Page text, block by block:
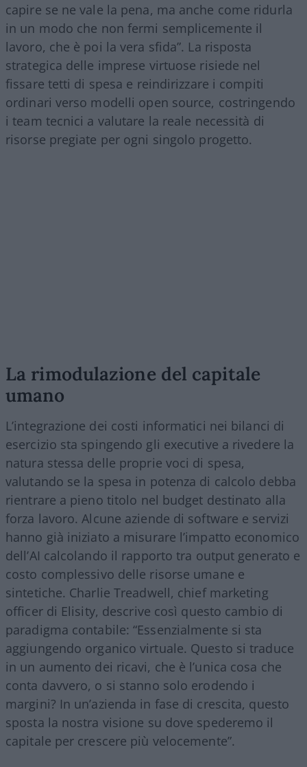
capire se ne vale la pena, ma anche come ridurla
in un modo che non fermi semplicemente il
lavoro, che è poi la vera sfida”. La risposta
strategica delle imprese virtuose risiede nel
fissare tetti di spesa e reindirizzare i compiti
ordinari verso modelli open source, costringendo
i team tecnici a valutare la reale necessità di
risorse pregiate per ogni singolo progetto.
La rimodulazione del capitale
umano
L’integrazione dei costi informatici nei bilanci di
esercizio sta spingendo gli executive a rivedere la
natura stessa delle proprie voci di spesa,
valutando se la spesa in potenza di calcolo debba
rientrare a pieno titolo nel budget destinato alla
forza lavoro. Alcune aziende di software e servizi
hanno già iniziato a misurare l’impatto economico
dell’AI calcolando il rapporto tra output generato e
costo complessivo delle risorse umane e
sintetiche. Charlie Treadwell, chief marketing
officer di Elisity, descrive così questo cambio di
paradigma contabile: “Essenzialmente si sta
aggiungendo organico virtuale. Questo si traduce
in un aumento dei ricavi, che è l’unica cosa che
conta davvero, o si stanno solo erodendo i
margini? In un’azienda in fase di crescita, questo
sposta la nostra visione su dove spederemo il
capitale per crescere più velocemente”.